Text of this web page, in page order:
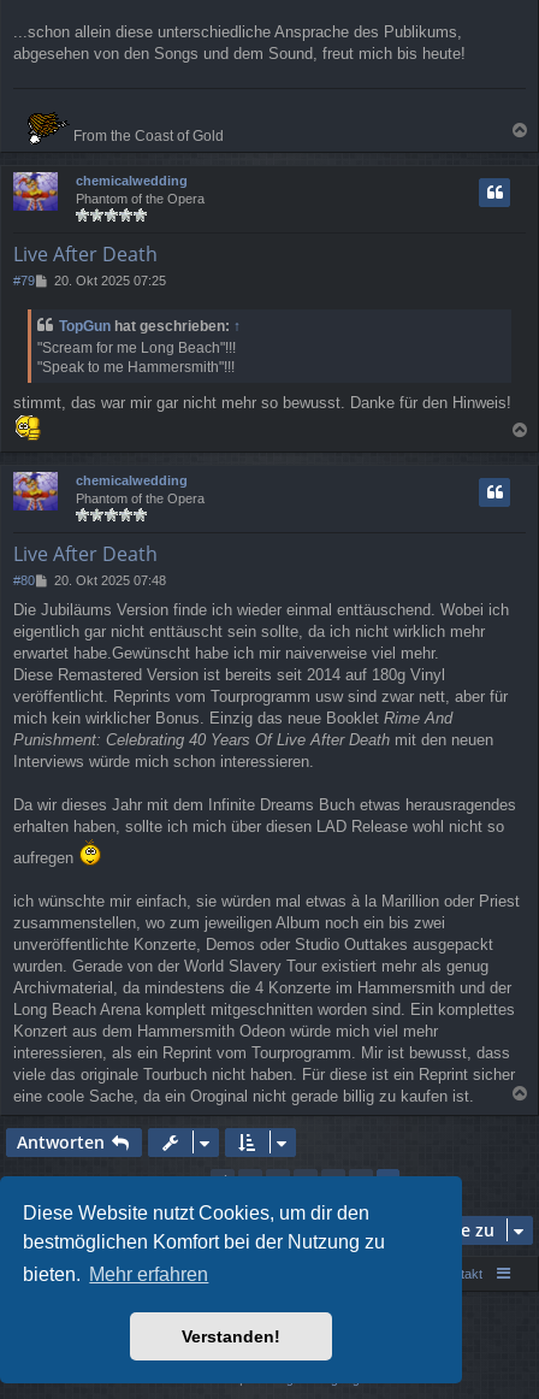
Diese Website nutzt Cookies, um dir den
bestmöglichen Komfort bei der Nutzung zu
bieten. Mehr erfahren
Verstanden!
...schon allein diese unterschiedliche Ansprache des Publikums,
abgesehen von den Songs und dem Sound, freut mich bis heute!
From the Coast of Gold
a
chemicalwedding
Phantom of the Opera
Live After Death
#79
B
i
t
r
a
20. Okt 2025 07:25
TopGun hat geschrieben: ↑
"Scream for me Long Beach"!!!
"Speak to me Hammersmith"!!!
stimmt, das war mir gar nicht mehr so bewusst. Danke für den Hinweis!
chemicalwedding
Phantom of the Opera
Live After Death
#80
B
i
t
r
a
g
20. Okt 2025 07:48
Die Jubiläums Version finde ich wieder einmal enttäuschend. Wobei ich
eigentlich gar nicht enttäuscht sein sollte, da ich nicht wirklich mehr
erwartet habe.Gewünscht habe ich mir naiverweise viel mehr.
Diese Remastered Version ist bereits seit 2014 auf 180g Vinyl
veröffentlicht. Reprints vom Tourprogramm usw sind zwar nett, aber für
mich kein wirklicher Bonus. Einzig das neue Booklet Rime And
Punishment: Celebrating 40 Years Of Live After Death mit den neuen
Interviews würde mich schon interessieren.
Da wir dieses Jahr mit dem Infinite Dreams Buch etwas herausragendes
erhalten haben, sollte ich mich über diesen LAD Release wohl nicht so
aufregen
ich wünschte mir einfach, sie würden mal etwas à la Marillion oder Priest
zusammenstellen, wo zum jeweiligen Album noch ein bis zwei
unveröffentlichte Konzerte, Demos oder Studio Outtakes ausgepackt
wurden. Gerade von der World Slavery Tour existiert mehr als genug
Archivmaterial, da mindestens die 4 Konzerte im Hammersmith und der
Long Beach Arena komplett mitgeschnitten worden sind. Ein komplettes
Konzert aus dem Hammersmith Odeon würde mich viel mehr
interessieren, als ein Reprint vom Tourprogramm. Mir ist bewusst, dass
viele das originale Tourbuch nicht haben. Für diese ist ein Reprint sicher
eine coole Sache, da ein Oroginal nicht gerade billig zu kaufen ist.
a
Antworten
1 2 3 4 5
Gehe zu
Portal Foren-Übersicht Kontakt
Powered byphpBB® Forum Software © phpBB Limited
Style vonArty- phpBB 3.3 von MrGaby
Deutsche Übersetzung durchphpBB.de